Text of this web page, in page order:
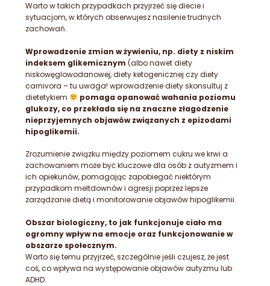
Warto w takich przypadkach przyjrzeć się diecie i
sytuacjom, w których obserwujesz nasilenie trudnych
zachowań.
Wprowadzenie zmian w żywieniu, np. diety z niskim
indeksem glikemicznym (albo nawet diety
niskowęglowodanowej, diety ketogenicznej czy diety
carnivora – tu uwaga! wprowadzenie diety skonsultuj z
dietetykiem
pomaga opanować wahania poziomu
glukozy, co przekłada się na znaczne złagodzenie
nieprzyjemnych objawów związanych z epizodami
hipoglikemii.
Zrozumienie związku między poziomem cukru we krwi a
zachowaniem może być kluczowe dla osób z autyzmem i
ich opiekunów, pomagając zapobiegać niektórym
przypadkom meltdownów i agresji poprzez lepsze
zarządzanie dietą i monitorowanie objawów hipoglikemii.
Obszar biologiczny, to jak funkcjonuje ciało ma
ogromny wpływ na emocje oraz funkcjonowanie w
obszarze społecznym.
Warto się temu przyjrzeć, szczególnie jeśli czujesz, że jest
coś, co wpływa na występowanie objawów autyzmu lub
ADHD.